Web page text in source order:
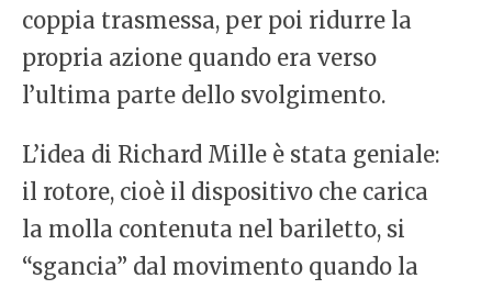
coppia trasmessa, per poi ridurre la
propria azione quando era verso
l’ultima parte dello svolgimento.
L’idea di Richard Mille è stata geniale:
il rotore, cioè il dispositivo che carica
la molla contenuta nel bariletto, si
“sgancia” dal movimento quando la